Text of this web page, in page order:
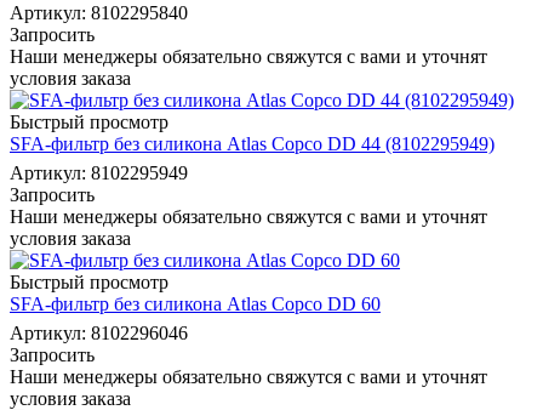
Артикул: 8102295840
Запросить
Наши менеджеры обязательно свяжутся с вами и уточнят
условия заказа
Быстрый просмотр
SFA-фильтр без силикона Atlas Copco DD 44 (8102295949)
Артикул: 8102295949
Запросить
Наши менеджеры обязательно свяжутся с вами и уточнят
условия заказа
Быстрый просмотр
SFA-фильтр без силикона Atlas Copco DD 60
Артикул: 8102296046
Запросить
Наши менеджеры обязательно свяжутся с вами и уточнят
условия заказа